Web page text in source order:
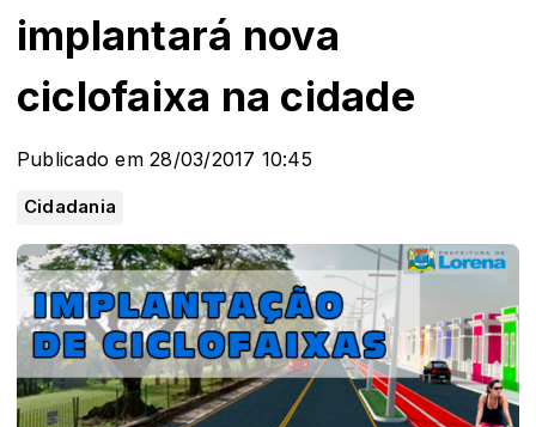
implantará nova
ciclofaixa na cidade
Publicado em 28/03/2017 10:45
Cidadania